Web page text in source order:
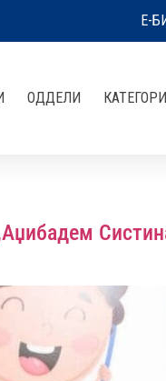
Е-
ОДДЕЛИ